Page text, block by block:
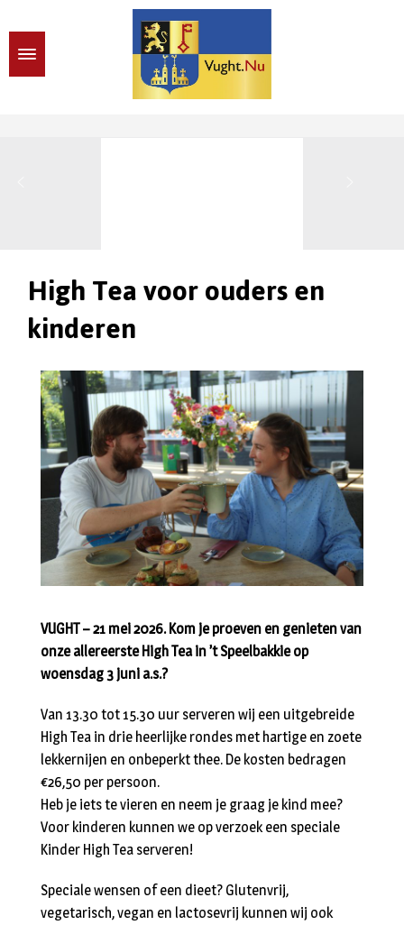
High Tea voor ouders en
kinderen
VUGHT – 21 mei 2026. Kom je proeven en genieten van
onze allereerste High Tea in ’t Speelbakkie op
woensdag 3 juni a.s.?
Van 13.30 tot 15.30 uur serveren wij een uitgebreide
High Tea in drie heerlijke rondes met hartige en zoete
lekkernijen en onbeperkt thee. De kosten bedragen
€26,50 per persoon.
Heb je iets te vieren en neem je graag je kind mee?
Voor kinderen kunnen we op verzoek een speciale
Kinder High Tea serveren!
Speciale wensen of een dieet? Glutenvrij,
vegetarisch, vegan en lactosevrij kunnen wij ook